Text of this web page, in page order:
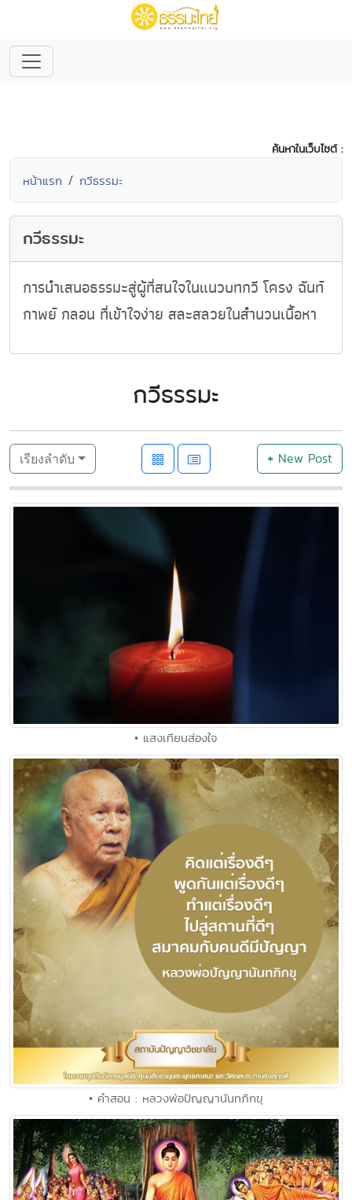
ค้นหาในเว็บไซต์ :
หน้าแรก กวีธรรมะ
กวีธรรมะ
การนำเสนอธรรมะสู่ผู้ที่สนใจในแนวบทกวี โครง ฉันท์
กาพย์ กลอน ที่เข้าใจง่าย สละสลวยในสำนวนเนื้อหา
กวีธรรมะ
เรียงลำดับ +New Post
• แสงเทียนส่องใจ
• คำสอน : หลวงพ่อปัญญานันทภิกขุ